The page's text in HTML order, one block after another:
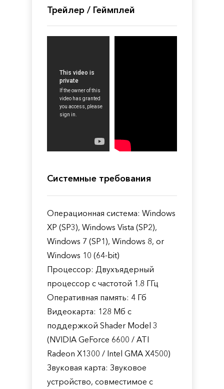
Трейлер / Геймплей
Системные требования
Операционная система: Windows
XP (SP3), Windows Vista (SP2),
Windows 7 (SP1), Windows 8, or
Windows 10 (64-bit)
Процессор: Двухъядерный
процессор с частотой 1.8 ГГц
Оперативная память: 4 Гб
Видеокарта: 128 Мб с
поддержкой Shader Model 3
(NVIDIA GeForce 6600 / ATI
Radeon X1300 / Intel GMA X4500)
Звуковая карта: Звуковое
устройство, совместимое с